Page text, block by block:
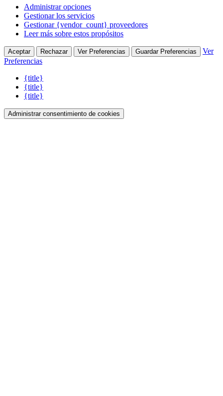
Administrar opciones
Gestionar los servicios
Gestionar {vendor_count} proveedores
Leer más sobre estos propósitos
Aceptar Rechazar Ver Preferencias Guardar Preferencias
Ver
Preferencias
{title}
{title}
{title}
Administrar consentimiento de cookies